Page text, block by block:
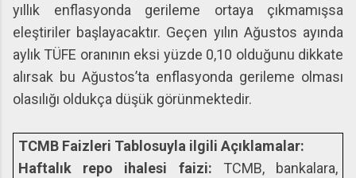
yıllık enflasyonda gerileme ortaya çıkmamışsa
eleştiriler başlayacaktır. Geçen yılın Ağustos ayında
aylık TÜFE oranının eksi yüzde 0,10 olduğunu dikkate
alırsak bu Ağustos’ta enflasyonda gerileme olması
olasılığı oldukça düşük görünmektedir.
TCMB Faizleri Tablosuyla ilgili Açıklamalar:
Haftalık repo ihalesi faizi: TCMB, bankalara,